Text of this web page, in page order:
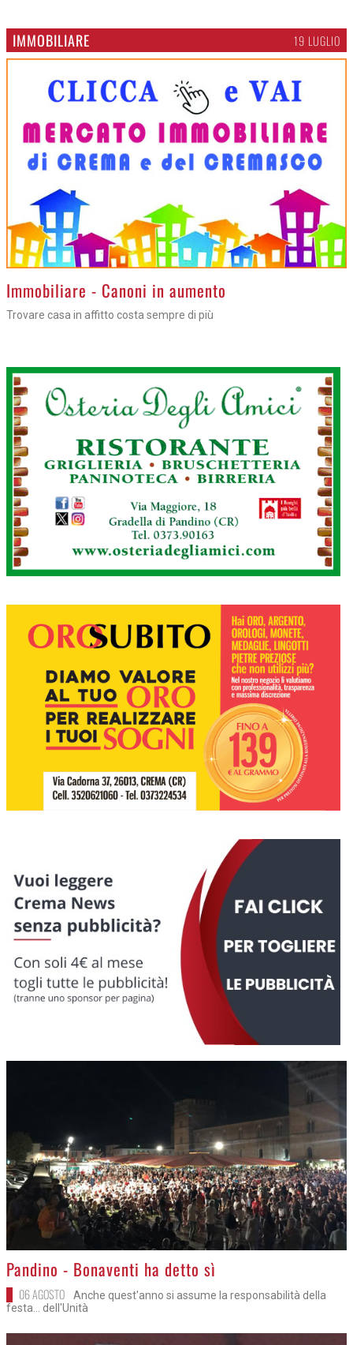
IMMOBILIARE 19 LUGLIO
>Immobiliare - Canoni in aumento
Trovare casa in affitto costa sempre di più
>
Pandino - Bonaventi ha detto sì
06 AGOSTO
Anche quest'anno si assume la responsabilità della
festa... dell'Unità